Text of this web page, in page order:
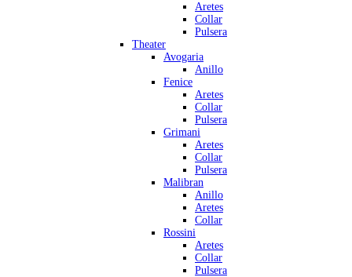
Aretes
Collar
Pulsera
Theater
Avogaria
Anillo
Fenice
Aretes
Collar
Pulsera
Grimani
Aretes
Collar
Pulsera
Malibran
Anillo
Aretes
Collar
Rossini
Aretes
Collar
Pulsera